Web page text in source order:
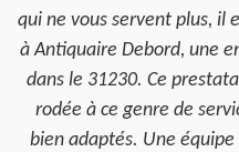
qui ne vous servent plus, il
à Antiquaire Debord, une
dans le 31230. Ce
rodée à ce genre de
bien adaptés. Une